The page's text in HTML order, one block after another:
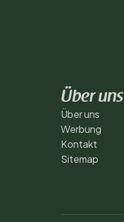
Über uns
Über uns
Werbung
Kontakt
Sitemap